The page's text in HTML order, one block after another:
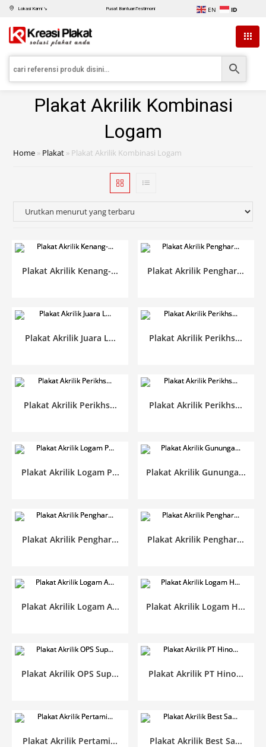
Lokasi Kami ↘ Pusat BantuanTestimoni EN ID
Plakat Akrilik Kombinasi
Logam
Home » Plakat » Plakat Akrilik Kombinasi Logam
Plakat Akrilik Kenang-... Plakat Akrilik Penghar...
Plakat Akrilik Juara L... Plakat Akrilik Perikhs...
Plakat Akrilik Perikhs... Plakat Akrilik Perikhs...
Plakat Akrilik Logam P... Plakat Akrilik Gununga...
Plakat Akrilik Penghar... Plakat Akrilik Penghar...
Plakat Akrilik Logam A... Plakat Akrilik Logam H...
Plakat Akrilik OPS Sup... Plakat Akrilik PT Hino...
Plakat Akrilik Pertami... Plakat Akrilik Best Sa...